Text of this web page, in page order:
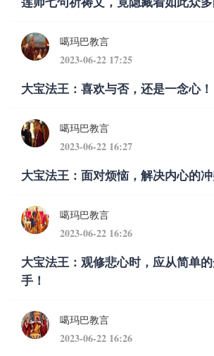
噶玛巴教言
2023-06-22 17:25
大宝法王：喜欢与否，还是一念心！
噶玛巴教言
2023-06-22 16:27
大宝法王：面对烦恼，解决内心的冲
噶玛巴教言
2023-06-22 16:26
大宝法王：观修悲心时，应从简单
手！
噶玛巴教言
2023-06-22 16:26